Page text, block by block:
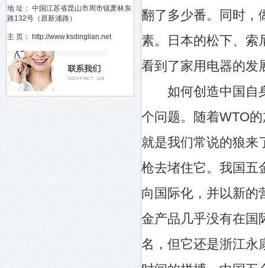
翻了多少番。同时，
素。日本的松下、索
看到了家用电器的发
如何创造中国自身
个问题。随着WTO
就是我们常说的狼来
枪去堵住它。我国五
向国际化，并以新的
金产品几乎没有在国
名，但它还是浙江永
地 址： 中国江苏省昆山市周市镇萧林东
路132号（原新浦路）
主 页： http://www.ksdinglian.net